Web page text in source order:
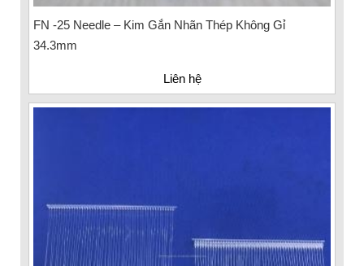
FN -25 Needle – Kim Gắn Nhãn Thép Không Gỉ
34.3mm